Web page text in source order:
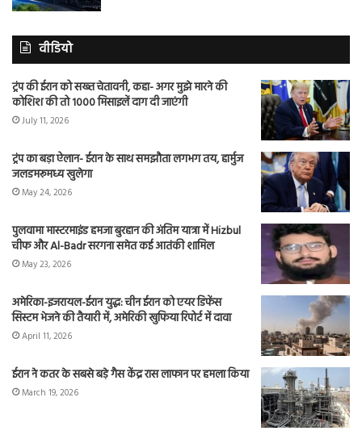
वीडियो
ट्रंप की ईरान को सख्त चेतावनी, कहा- अगर मुझे मारने की
कोशिश की तो 1000 मिसाइलें दाग दी जाएंगी
July 11, 2026
ट्रंप का बड़ा ऐलान- ईरान के साथ समझौता लगभग तय, हार्मुज
जलडमरूमध्य खुलेगा
May 24, 2026
पुलवामा मास्टरमाइंड हमजा बुरहान की अंतिम यात्रा में Hizbul
चीफ और Al-Badr सरगना समेत कई आतंकी शामिल
May 23, 2026
अमेरिका-इजरायल-ईरान युद्ध: चीन ईरान को एयर डिफेंस
सिस्टम भेजने की तैयारी में, अमेरिकी खुफिया रिपोर्ट में दावा
April 11, 2026
ईरान ने कतर के सबसे बड़े गैस केंद्र रास लाफान पर हमला किया
March 19, 2026